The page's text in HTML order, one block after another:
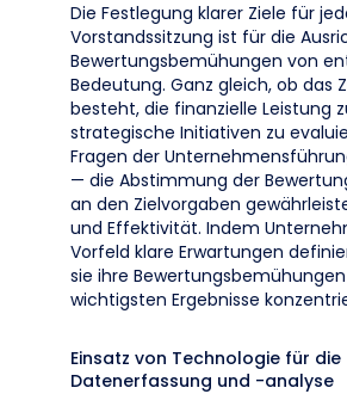
Die Festlegung klarer Ziele für
Vorstandssitzung ist für die
Bewertungsbemühungen von
Bedeutung. Ganz gleich, ob das
besteht, die finanzielle Leistung
strategische Initiativen zu
Fragen der
— die Abstimmung der
an den Zielvorgaben
und Effektivität. Indem
Vorfeld klare Erwartungen
sie ihre
wichtigsten Ergebnisse
Einsatz von Technologie für die
Datenerfassung und -analyse